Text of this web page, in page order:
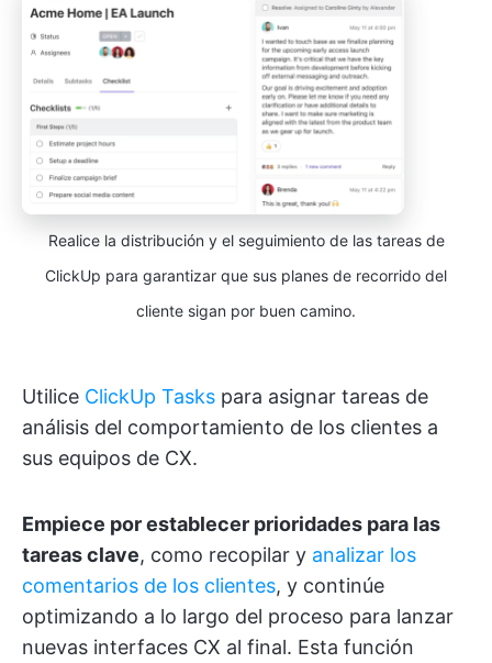
Realice la distribución y el seguimiento de las tareas de
ClickUp para garantizar que sus planes de recorrido del
cliente sigan por buen camino.
Utilice ClickUp Tasks para asignar tareas de
análisis del comportamiento de los clientes a
sus equipos de CX.
Empiece por establecer prioridades para las
tareas clave, como recopilar y analizar los
comentarios de los clientes, y continúe
optimizando a lo largo del proceso para lanzar
nuevas interfaces CX al final. Esta función